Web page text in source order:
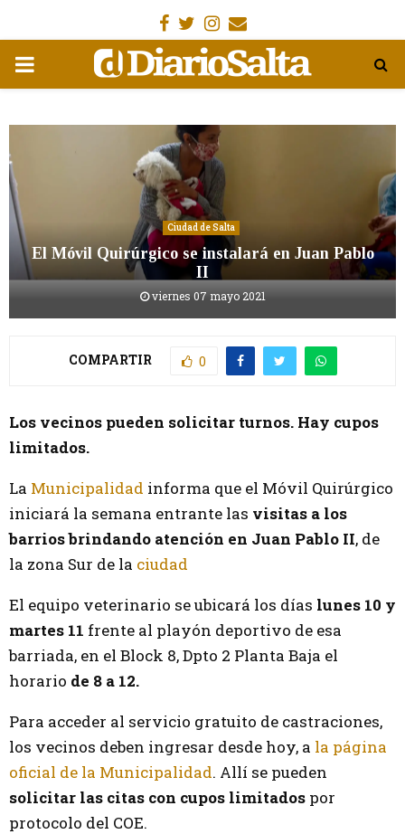
Facebook
Gorjeo
Instagram
Email
MENÚ
Ciudad de Salta
El Móvil Quirúrgico se instalará en Juan Pablo
II
viernes 07 mayo 2021
COMPARTIR 0
Los vecinos pueden solicitar turnos. Hay cupos
limitados.
La Municipalidad informa que el Móvil Quirúrgico
iniciará la semana entrante las visitas a los
barrios brindando atención en Juan Pablo II, de
la zona Sur de la ciudad
El equipo veterinario se ubicará los días lunes 10 y
martes 11 frente al playón deportivo de esa
barriada, en el Block 8, Dpto 2 Planta Baja el
horario de 8 a 12.
Para acceder al servicio gratuito de castraciones,
los vecinos deben ingresar desde hoy, a la página
oficial de la Municipalidad. Allí se pueden
solicitar las citas con cupos limitados por
protocolo del COE.